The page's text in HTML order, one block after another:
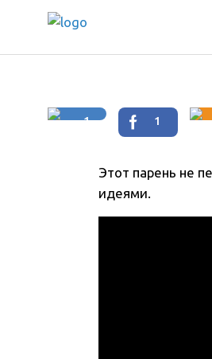
1 1
Этот парень не
идеями.